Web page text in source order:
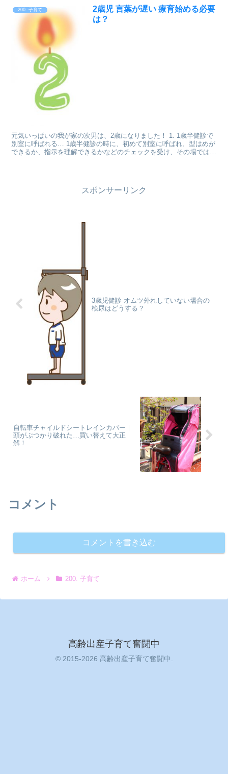
200. 子育て
2歳児 言葉が遅い 療育始める必要
は？
元気いっぱいの我が家の次男は、2歳になりました！ 1. 1歳半健診で
別室に呼ばれる… 1歳半健診の時に、初めて別室に呼ばれ、型はめが
できるか、指示を理解できるかなどのチェックを受け、その場では
スポンサーリンク
3歳児健診 オムツ外れしていない場合の
検尿はどうする？
自転車チャイルドシートレインカバー｜
頭がぶつかり破れた…買い替えて大正
解！
コメント
コメントを書き込む
ホーム 200. 子育て
高齢出産子育て奮闘中
© 2015-2026 高齢出産子育て奮闘中.